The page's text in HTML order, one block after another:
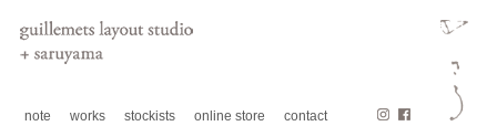
note works stockists online store contact